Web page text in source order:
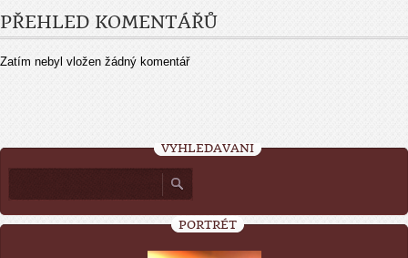
PŘEHLED KOMENTÁŘŮ
Zatím nebyl vložen žádný komentář
VYHLEDÁVÁNÍ
PORTRÉT